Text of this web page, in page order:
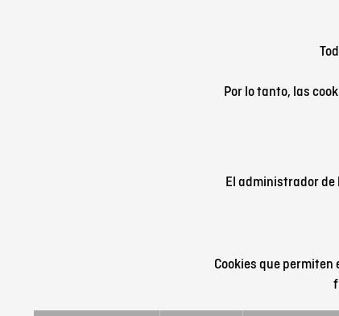
Por lo tanto, las
El administrador de
Cookies que